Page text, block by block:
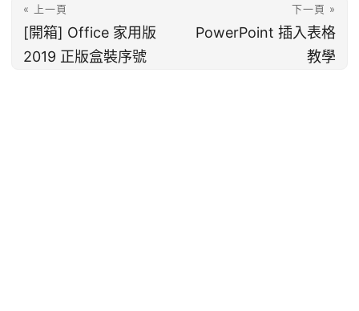
« 上一頁
[開箱] Office 家用版
2019 正版盒裝序號
下一頁 »
PowerPoint 插入表格
教學